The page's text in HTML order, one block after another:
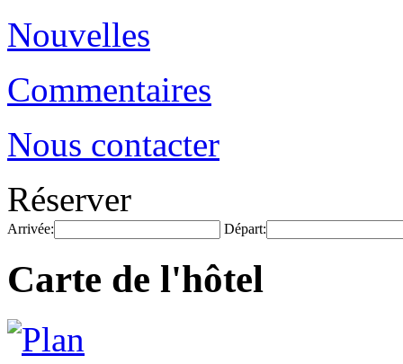
Nouvelles
Commentaires
Nous contacter
Réserver
Arrivée: Départ:
Carte de l'hôtel